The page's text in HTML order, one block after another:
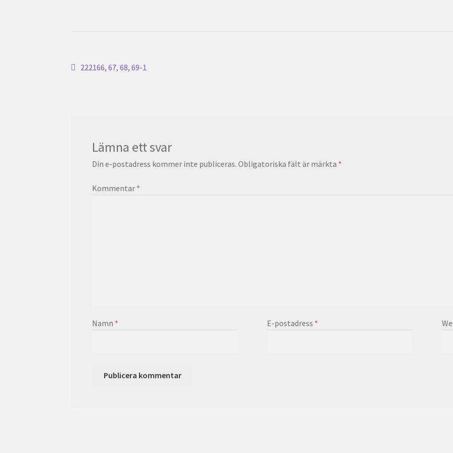
Inläggsnavigering
Föregående
222166, 67, 68, 69-1
Lämna ett svar
Din e-postadress kommer inte publiceras. Obligatoriska fält är märkta *
Kommentar *
Namn * E-postadress *